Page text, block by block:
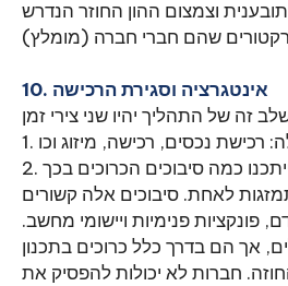
וצמצום ההון החוזר הנדרש
שהם חברי חברה (מומלץ)
10. אינטגרציה וסגירת הרכישה
2. שילוב שתי החברות. ייתכנו כמה סיבוכים הכרוכים בכך
לאחת. סיבוכים אלה קשורים
פונקציות פנימיות ויישומי מחשב.
אך הם בדרך כלל כרוכים בתכנון
חברות לא יכולות להפסיק את